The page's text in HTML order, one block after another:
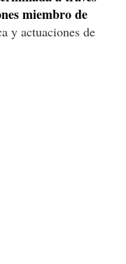
miembro de
y actuaciones de